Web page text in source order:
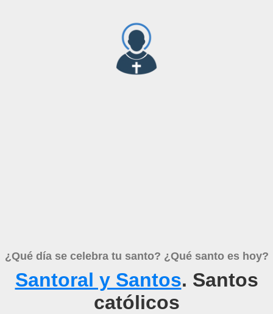
¿Qué día se celebra tu santo? ¿Qué santo es hoy?
Santoral y Santos. Santos
católicos